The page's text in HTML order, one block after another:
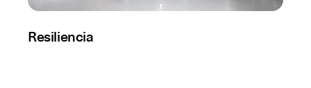
r
Resiliencia